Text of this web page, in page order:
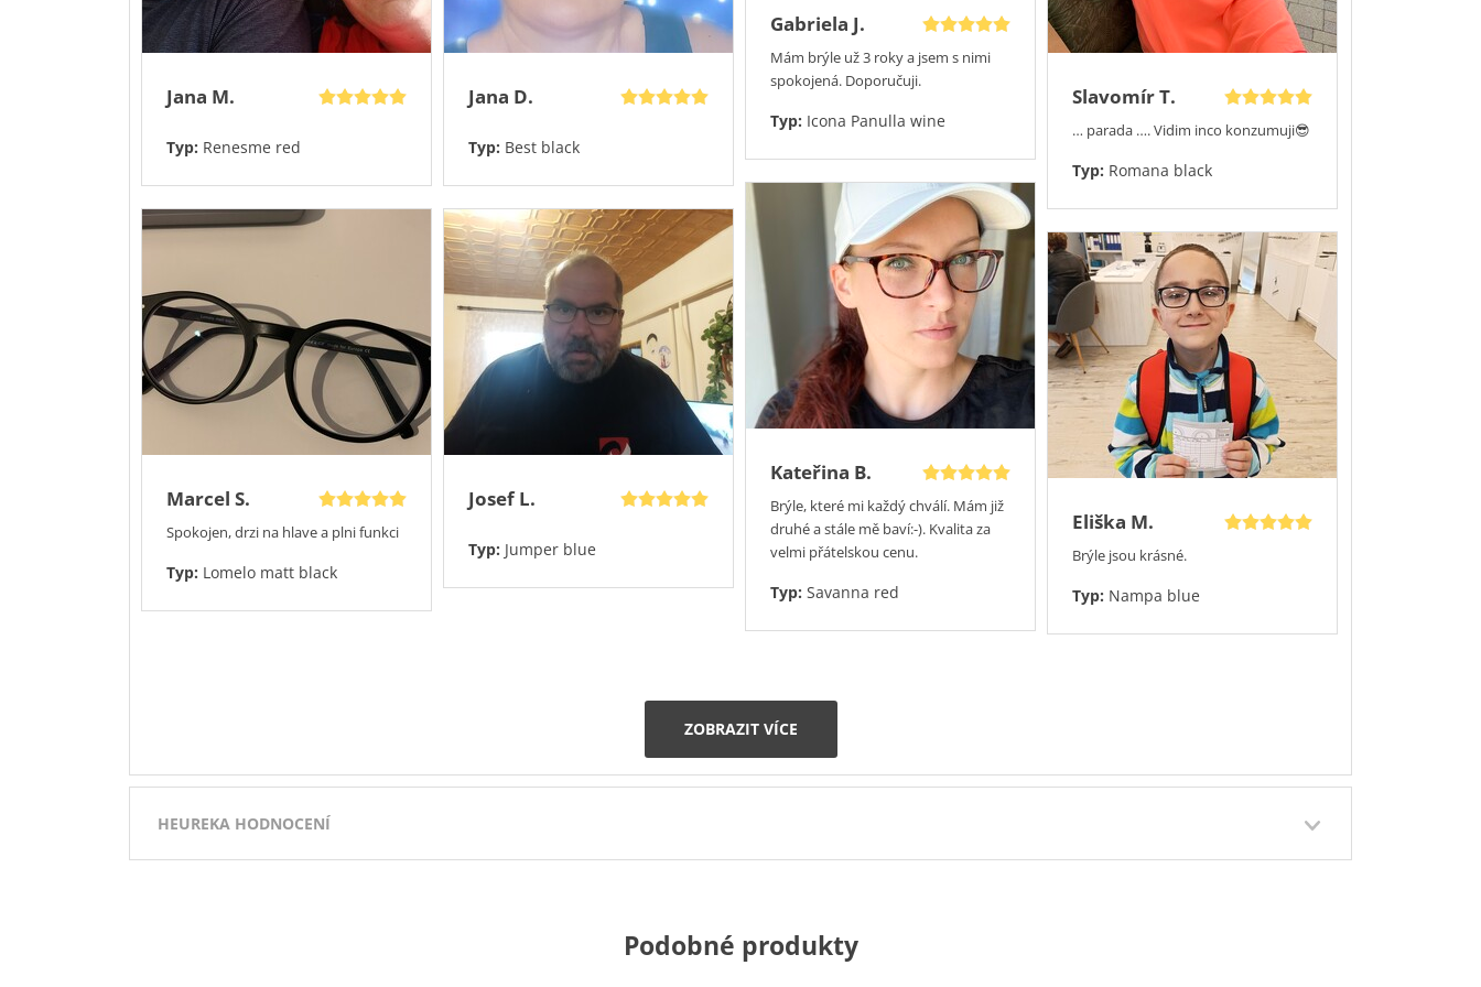
Jana M.
Typ: Renesme red
Jana D.
Typ: Best black
Gabriela J.
Mám brýle už 3 roky a jsem s nimi
spokojená. Doporučuji.
Typ: Icona Panulla wine
Slavomír T.
… parada …. Vidim inco konzumuji😎
Typ: Romana black
Marcel S.
Spokojen, drzi na hlave a plni funkci
Typ: Lomelo matt black
Josef L.
Typ: Jumper blue
Kateřina B.
Brýle, které mi každý chválí. Mám již
druhé a stále mě baví:-). Kvalita za
velmi přátelskou cenu.
Typ: Savanna red
Eliška M.
Brýle jsou krásné.
Typ: Nampa blue
ZOBRAZIT VÍCE
HEUREKA HODNOCENÍ
Přidáno 27.7.2026
Podobné produkty